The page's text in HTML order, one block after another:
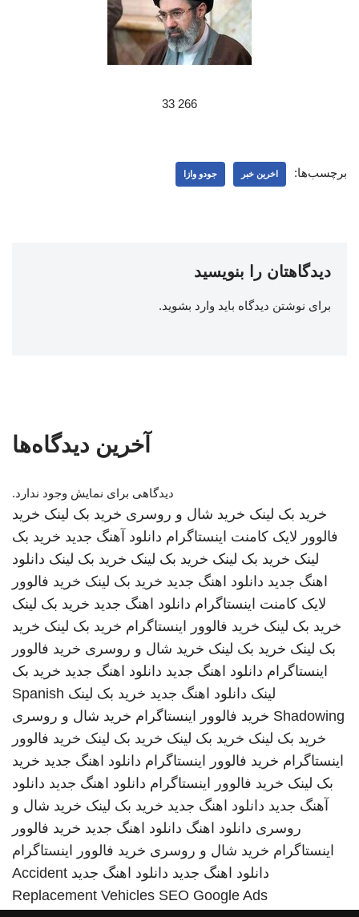
266 33
برچسب‌ها: اخرین خبر جودو وازا
دیدگاهتان را بنویسید
برای نوشتن دیدگاه باید وارد بشوید.
آخرین دیدگاه‌ها
دیدگاهی برای نمایش وجود ندارد.
خرید بک لینک خرید شال و روسری خرید بک لینک خرید
فالوور لایک کامنت اینستاگرام دانلود آهنگ جدید خرید بک
لینک خرید بک لینک خرید بک لینک خرید بک لینک دانلود
اهنگ جدید دانلود اهنگ جدید خرید بک لینک خرید فالوور
لایک کامنت اینستاگرام دانلود اهنگ جدید خرید بک لینک
خرید بک لینک خرید فالوور اینستاگرام خرید بک لینک خرید
بک لینک خرید بک لینک خرید شال و روسری خرید فالوور
اینستاگرام دانلود اهنگ جدید دانلود اهنگ جدید خرید بک
لینک دانلود اهنگ جدید خرید بک لینک Spanish
Shadowing خرید فالوور اینستاگرام خرید شال و روسری
خرید بک لینک خرید بک لینک خرید بک لینک خرید فالوور
اینستاگرام خرید فالوور اینستاگرام دانلود اهنگ جدید خرید
بک لینک خرید فالوور اینستاگرام دانلود اهنگ جدید دانلود
آهنگ جدید دانلود اهنگ جدید خرید بک لینک خرید شال و
روسری دانلود اهنگ دانلود اهنگ جدید خرید فالوور
اینستاگرام خرید شال و روسری خرید فالوور اینستاگرام
دانلود اهنگ جدید دانلود اهنگ جدید Accident
Replacement Vehicles SEO Google Ads